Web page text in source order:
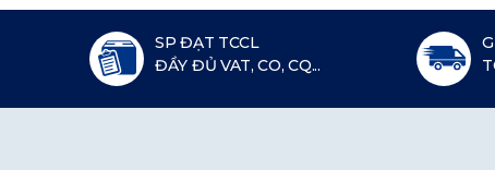
SP ĐẠT TCCL
ĐẦY ĐỦ VAT, CO, CQ...